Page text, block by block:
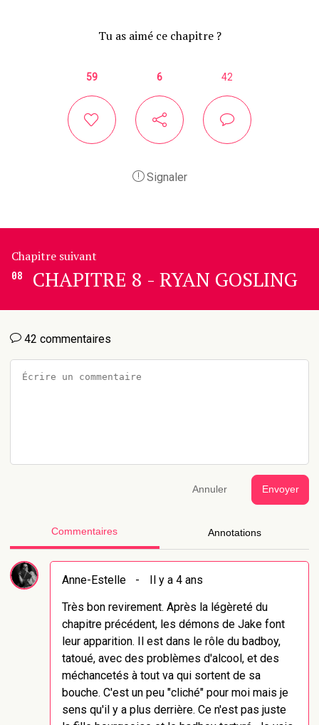
Tu as aimé ce chapitre ?
59 6 42
Signaler
Chapitre suivant
08 CHAPITRE 8 - RYAN GOSLING
42 commentaires
Annuler Envoyer
Commentaires Annotations
Anne-Estelle -
Il y a 4 ans
Très bon revirement. Après la légèreté du
chapitre précédent, les démons de Jake font
leur apparition. Il est dans le rôle du badboy,
tatoué, avec des problèmes d'alcool, et des
méchancetés à tout va qui sortent de sa
bouche. C'est un peu "cliché" pour moi mais je
sens qu'il y a plus derrière. Ce n'est pas juste